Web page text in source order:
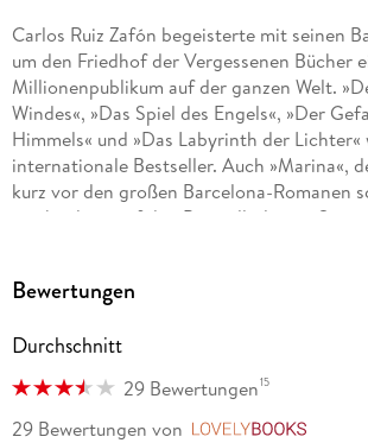
Carlos Ruiz Zafón begeisterte mit seinen
um den Friedhof der Vergessenen Bücher
Millionenpublikum auf der ganzen Welt.
Windes«, »Das Spiel des Engels«, »Der
Himmels« und »Das Labyrinth der Lichter«
internationale Bestseller. Auch »Marina«,
kurz vor den großen Barcelona-Romanen
wochenlang auf den Bestsellerlisten. Seine
»Mitternachtspalast« und »Der dunkle
seiner Wahlheimat Los Angeles.
Peter Schwaar, geboren 1947 in Zürich,
Bewertungen
Durchschnitt
29 Bewertungen15
29 Bewertungen von